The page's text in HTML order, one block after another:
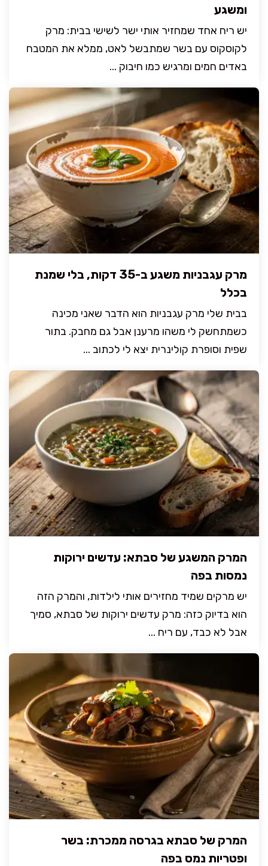
ומשגע
יש ריח אחד שמחזיר אותי ישר לשישי בבית: מרק
לקוסקוס עם בשר שמתבשל לאט, ממלא את המטבח
באדים חמים ומרגיש כמו חיבוק ...
מרק עגבניות משגע ב-35 דקות, בלי שמנת
בכלל
בבית שלי מרק עגבניות הוא הדבר שאני מכינה
כשמתחשק לי משהו מרענן אבל גם מחבק. בתור
שפית וסופרת קולינרית יצא לי לכתוב ...
המרק המשגע של סבתא: עדשים ירוקות
נמסות בפה
יש מרקים שמיד מחזירים אותי לילדות, והמרק הזה
הוא בדיוק כזה: מרק עדשים ירוקות של סבתא, סמיך
אבל לא כבד, עם ריח ...
המרק של סבתא בגרסה ממכרת: בשר
ופטריות נמס בפה